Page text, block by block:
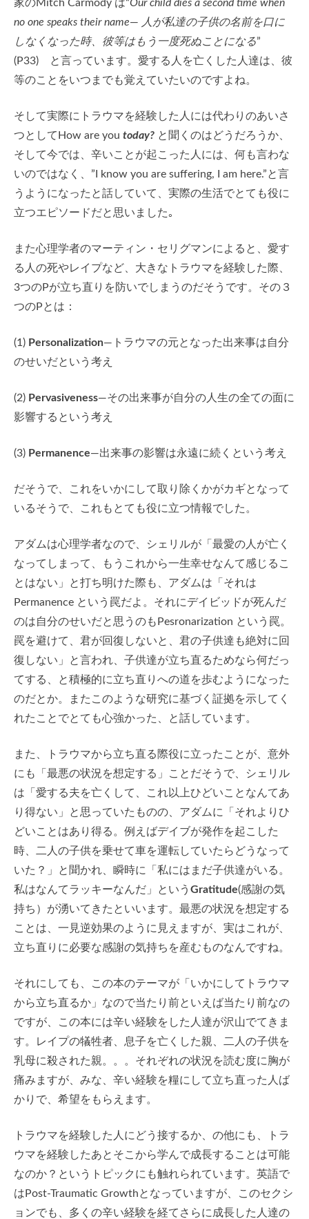
家のMitch Carmody は“Our child dies a second time when
no one speaks their name— 人が私達の子供の名前を口に
しなくなった時、彼等はもう一度死ぬことになる”
(P33) と言っています。愛する人を亡くした人達は、彼
等のことをいつまでも覚えていたいのですよね。
そして実際にトラウマを経験した人には代わりのあいさ
つとしてHow are you today? と聞くのはどうだろうか、
そして今では、辛いことが起こった人には、何も言わな
いのではなく、”I know you are suffering, I am here.”と言
うようになったと話していて、実際の生活でとても役に
立つエピソードだと思いました｡
また心理学者のマーティン・セリグマンによると、愛す
る人の死やレイプなど、大きなトラウマを経験した際、
3つのPが立ち直りを防いでしまうのだそうです。その３
つのPとは：
(1) Personalization—トラウマの元となった出来事は自分
のせいだという考え
(2) Pervasiveness—その出来事が自分の人生の全ての面に
影響するという考え
(3) Permanence—出来事の影響は永遠に続くという考え
だそうで、これをいかにして取り除くかがカギとなって
いるそうで、これもとても役に立つ情報でした。
アダムは心理学者なので、シェリルが「最愛の人が亡く
なってしまって、もうこれから一生幸せなんて感じるこ
とはない」と打ち明けた際も、アダムは「それは
Permanence という罠だよ。それにデイビッドが死んだ
のは自分のせいだと思うのもPesronarization という罠。
罠を避けて、君が回復しないと、君の子供達も絶対に回
復しない」と言われ、子供達が立ち直るためなら何だっ
てする、と積極的に立ち直りへの道を歩むようになった
のだとか。またこのような研究に基づく証拠を示してく
れたことでとても心強かった、と話しています。
また、トラウマから立ち直る際役に立ったことが、意外
にも「最悪の状況を想定する」ことだそうで、シェリル
は「愛する夫を亡くして、これ以上ひどいことなんてあ
り得ない」と思っていたものの、アダムに「それよりひ
どいことはあり得る。例えばデイブが発作を起こした
時、二人の子供を乗せて車を運転していたらどうなって
いた？」と聞かれ、瞬時に「私にはまだ子供達がいる。
私はなんてラッキーなんだ」という Gratitude(感謝の気
持ち）が湧いてきたといいます。最悪の状況を想定する
ことは、一見逆効果のように見えますが、実はこれが、
立ち直りに必要な感謝の気持ちを産むものなんですね。
それにしても、この本のテーマが「いかにしてトラウマ
から立ち直るか」なので当たり前といえば当たり前なの
ですが、この本には辛い経験をした人達が沢山でてきま
す。レイプの犠牲者、息子を亡くした親、二人の子供を
乳母に殺された親。。。それぞれの状況を読む度に胸が
痛みますが、みな、辛い経験を糧にして立ち直った人ば
かりで、希望をもらえます。
トラウマを経験した人にどう接するか、の他にも、トラ
ウマを経験したあとそこから学んで成長することは可能
なのか？というトピックにも触れられています。英語で
はPost-Traumatic Growthとなっていますが、このセクシ
ョンでも、多くの辛い経験を経てさらに成長した人達の